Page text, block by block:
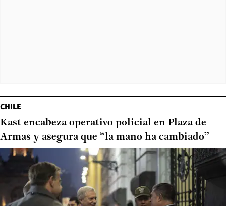
CHILE
Kast encabeza operativo policial en Plaza de
Armas y asegura que “la mano ha cambiado”